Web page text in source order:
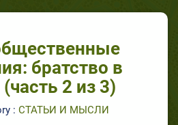
братство в
2 из 3)
: СТАТЬИ И МЫСЛИ